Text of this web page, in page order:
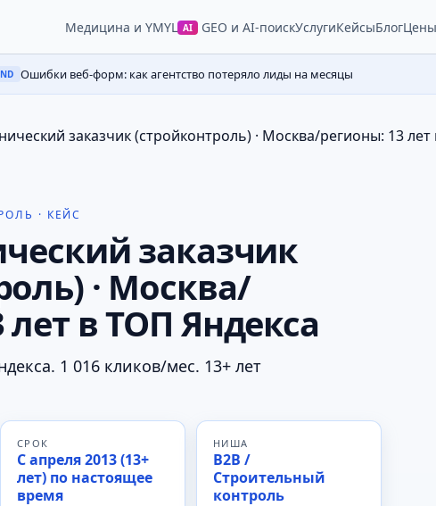
Медицина и YMYL AI GEO и AI-поискУслугиКейсыБлогЦены
Ошибки веб-форм: как агентство потеряло лиды на месяцы
заказчик (стройконтроль) · Москва/регионы: 13
· КЕЙС
заказчик
· Москва/
в ТОП Яндекса
1 016 кликов/мес. 13+ лет
СРОК
С апреля 2013 (13+
лет) по настоящее
время
НИША
B2B /
Строительный
контроль